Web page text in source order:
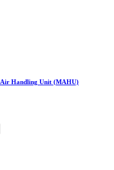
Handling Unit (MAHU)